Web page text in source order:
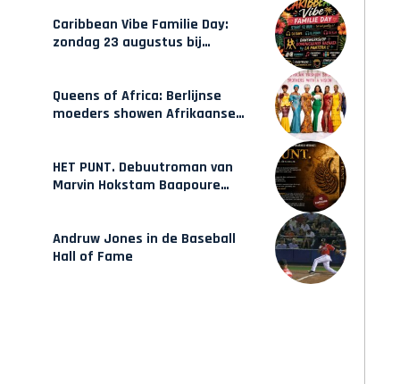
Caribbean Vibe Familie Day:
zondag 23 augustus bij
Queens of Africa: Berlijnse
moeders showen Afrikaanse
HET PUNT. Debuutroman van
Marvin Hokstam Baapoure
Andruw Jones in de Baseball
Hall of Fame